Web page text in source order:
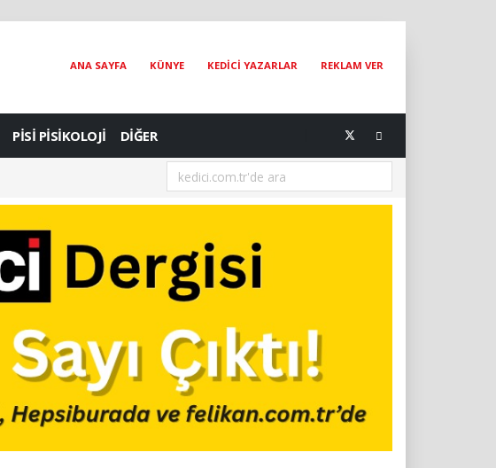
ANA SAYFA KÜNYE KEDİCİ YAZARLAR REKLAM VER
PİSİ PİSİKOLOJİ DİĞER
[07.08.2026] Dünya Kediler Günü'nün Adresi İstanbul Kedi Müzesi